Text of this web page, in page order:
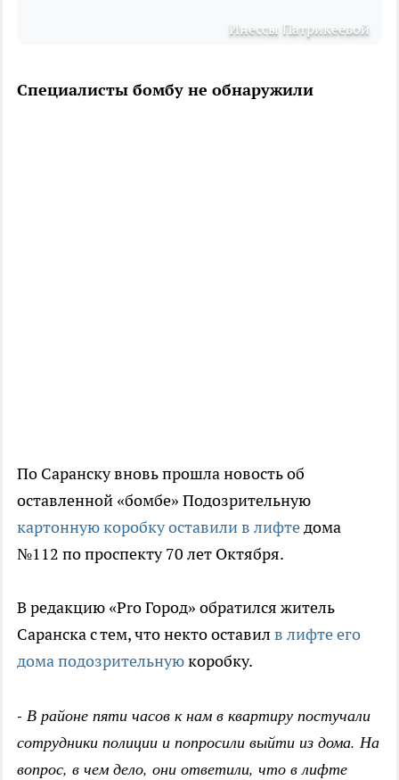
Инессы Патрикеевой
Специалисты бомбу не обнаружили
По Саранску вновь прошла новость об
оставленной «бомбе» Подозрительную
картонную коробку оставили в лифтедома
№112 по проспекту 70 лет Октября.
В редакцию «Pro Город» обратился житель
Саранска с тем, что некто оставил в лифте его
дома подозрительнуюкоробку.
- В районе пяти часов к нам в квартиру постучали
сотрудники полиции и попросили выйти из дома. На
вопрос, в чем дело, они ответили, что в лифте